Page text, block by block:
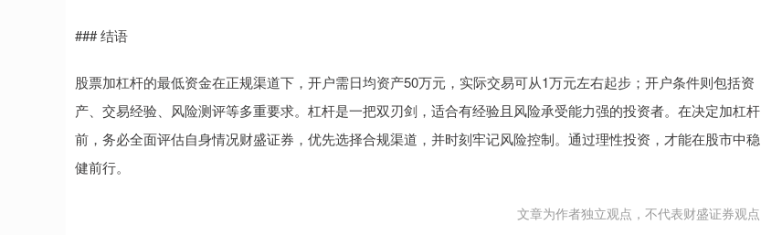
### 结语
股票加杠杆的最低资金在正规渠道下，开户需日均资产50万元，实际交易可从1万元左右起步；开户条件则包括资
产、交易经验、风险测评等多重要求。杠杆是一把双刃剑，适合有经验且风险承受能力强的投资者。在决定加杠杆
前，务必全面评估自身情况财盛证券，优先选择合规渠道，并时刻牢记风险控制。通过理性投资，才能在股市中稳
健前行。
文章为作者独立观点，不代表财盛证券观点